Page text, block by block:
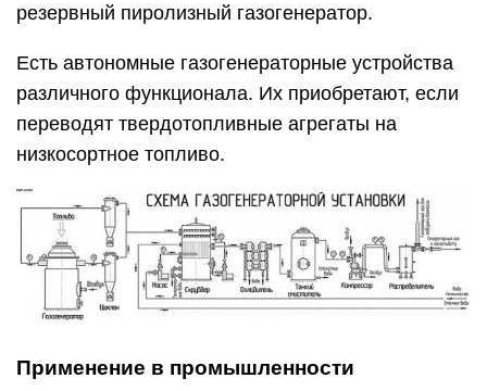
резервный пиролизный газогенератор.
Есть автономные газогенераторные устройства
различного функционала. Их приобретают, если
переводят твердотопливные агрегаты на
низкосортное топливо.
Применение в промышленности